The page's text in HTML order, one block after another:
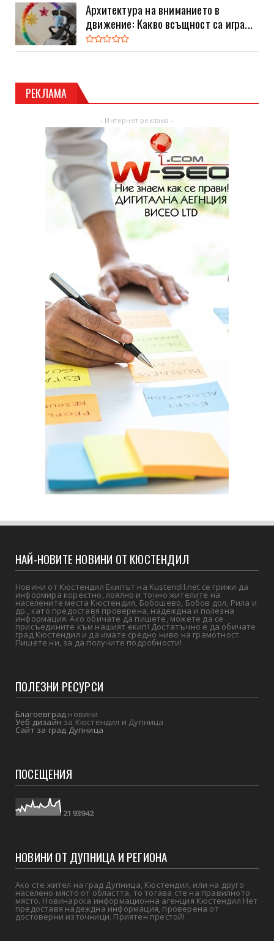
Архитектура на вниманието в
движение: Какво всъщност са игра...
РЕКЛАМА
- Интернет реклама -
НАЙ-НОВИТЕ НОВИНИ ОТ КЮСТЕНДИЛ
Новини от Кюстендил Екипът на Kustendil.net се грижи да
информира коректно, лоялно и точно жителите на
населените места Кюстендил, Бобошево, Бобов дол, Рила и
др., като предоставя проверена, надеждна и полезна
информация. Ако обичате да пишете, можете да се
присъедините към нашият екип! Достатъчно е да обичате
град Кюстендил и да имате средно ниво на грамотност.
Пишете ни, за да получите подробности!
ПОЛЕЗНИ РЕСУРСИ
Благоевград новини
Уеб дизайнза Кюстендил и Дупница
Сайт за град Дупница
ПОСЕЩЕНИЯ
21 93942
НОВИНИ ОТ ДУПНИЦА И РЕГИОНА
Ако сте жител на град Дупница, Кюстендил, или на друго
населено място от областта, то тогава сте на правилното
място. Новинарска информационна агенция Кюстендил Нет
предоставя надеждна информация, проверена от
достоверни източници. Приятен престой!